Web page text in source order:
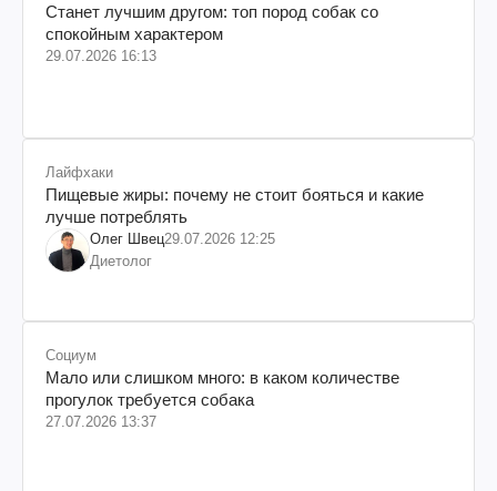
Станет лучшим другом: топ пород собак со
спокойным характером
29.07.2026 16:13
Лайфхаки
Пищевые жиры: почему не стоит бояться и какие
лучше потреблять
Олег Швец29.07.2026 12:25
Диетолог
Социум
Мало или слишком много: в каком количестве
прогулок требуется собака
27.07.2026 13:37